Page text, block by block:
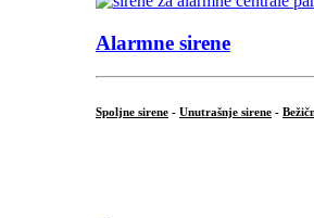
Alarmne sirene
Spoljne sirene - Unutrašnje sirene -